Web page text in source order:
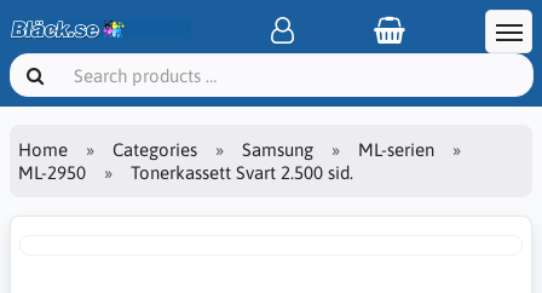
Home Categories Samsung
ML-serien
ML-2950
Tonerkassett Svart 2.500 sid.